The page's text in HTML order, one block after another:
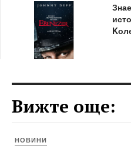
Вижте още:
НОВИНИ